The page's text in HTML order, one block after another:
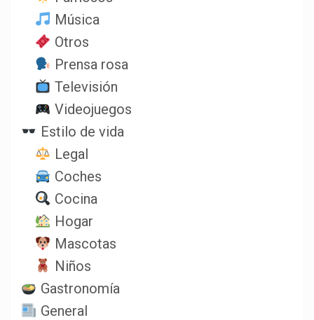
Música
Otros
Prensa rosa
Televisión
Videojuegos
Estilo de vida
Legal
Coches
Cocina
Hogar
Mascotas
Niños
Gastronomía
General